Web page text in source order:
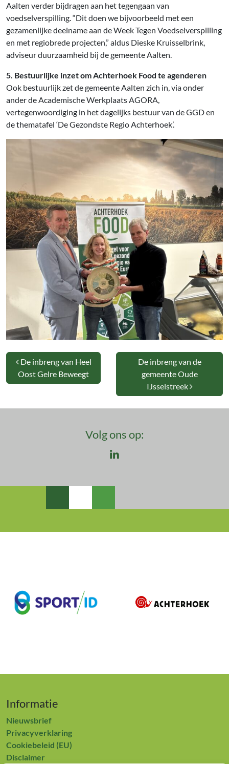
Aalten verder bijdragen aan het tegengaan van
voedselverspilling. “Dit doen we bijvoorbeeld met een
gezamenlijke deelname aan de Week Tegen Voedselverspilling
en met regiobrede projecten,” aldus Dieske Kruisselbrink,
adviseur duurzaamheid bij de gemeente Aalten.
5. Bestuurlijke inzet om Achterhoek Food te agenderen
Ook bestuurlijk zet de gemeente Aalten zich in, via onder
ander de Academische Werkplaats AGORA,
vertegenwoordiging in het dagelijks bestuur van de GGD en
de thematafel ‘De Gezondste Regio Achterhoek’.
Bericht navigatie
De inbreng van Heel
Oost Gelre Beweegt
De inbreng van de
gemeente Oude
IJsselstreek
Volg ons op:

Informatie
Nieuwsbrief
Privacyverklaring
Cookiebeleid (EU)
Disclaimer